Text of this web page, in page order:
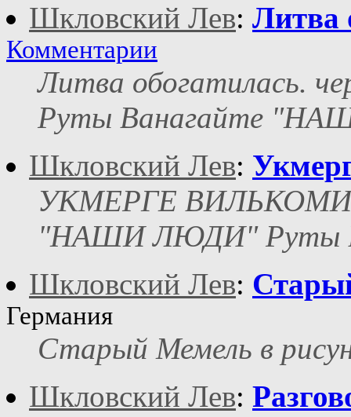
Шкловский Лев: Литва
Комментарии
Литва обогатилась.
Руты Ванагайте
Шкловский Лев:
УКМЕРГЕ
"НАШИ ЛЮДИ" Руты
Шкловский Лев:
Германия
Старый Мемель в
Шкловский Лев: